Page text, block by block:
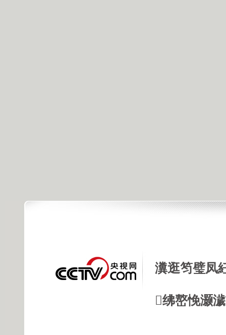
瀵逛笉璧凤
绋嶅悗灏